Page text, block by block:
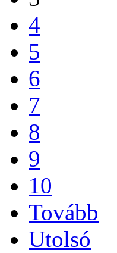
4
5
6
7
8
9
10
Tovább
Utolsó